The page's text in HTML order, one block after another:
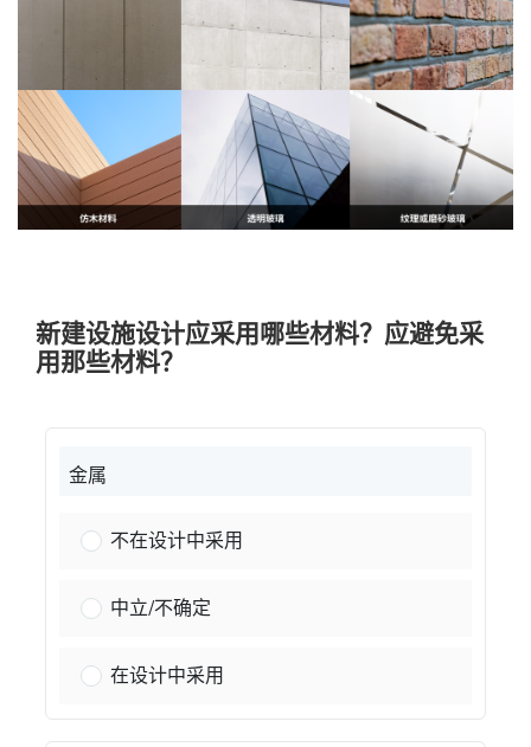
新建设施设计应采用哪些材料？应避免采
用那些材料？
金属
金属：
不在设计中采用
金属：
中立/不确定
金属：
在设计中采用